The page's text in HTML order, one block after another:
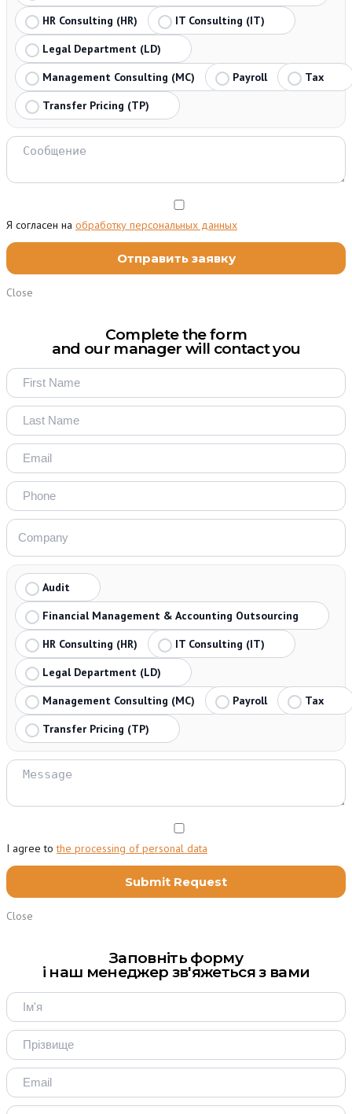
HR Consulting (HR)
IT Consulting (IT)
Legal Department (LD)
Management Consulting (MC)
Payroll
Tax
Transfer Pricing (TP)
Я согласен на обработку персональных данных
Close
Complete the form
and our manager will contact you
Audit
Financial Management & Accounting Outsourcing
HR Consulting (HR)
IT Consulting (IT)
Legal Department (LD)
Management Consulting (MC)
Payroll
Tax
Transfer Pricing (TP)
I agree tothe processing of personal data
Close
Заповніть форму
і наш менеджер зв'яжеться з вами